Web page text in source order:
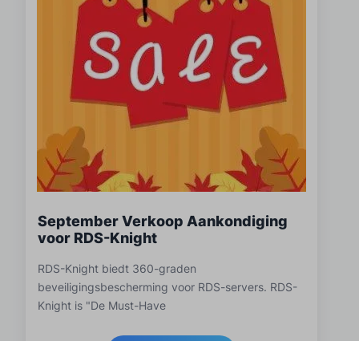
September Verkoop Aankondiging
voor RDS-Knight
RDS-Knight biedt 360-graden
beveiligingsbescherming voor RDS-servers. RDS-
Knight is "De Must-Have